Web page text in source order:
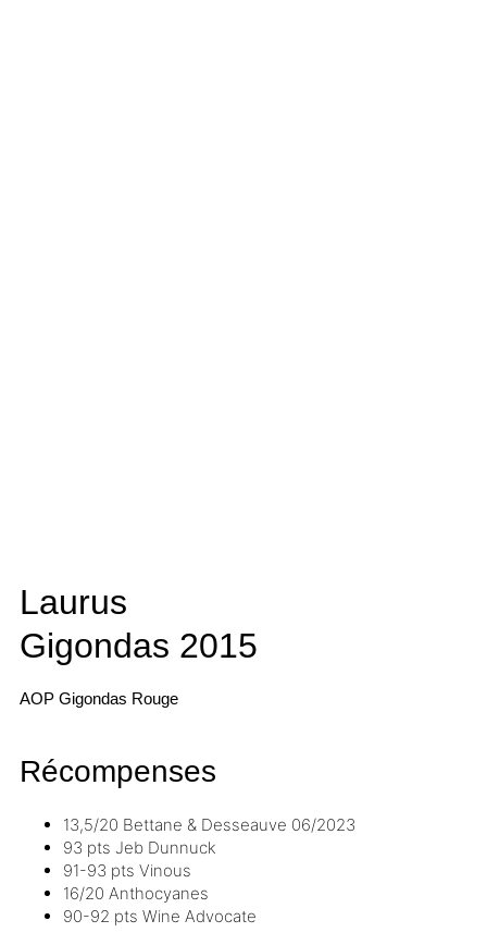
Laurus
Gigondas 2015
AOP Gigondas Rouge
Récompenses
13,5/20 Bettane & Desseauve 06/2023
93 pts Jeb Dunnuck
91-93 pts Vinous
16/20 Anthocyanes
90-92 pts Wine Advocate